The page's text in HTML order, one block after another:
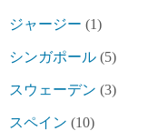
ジャージー (1)
シンガポール (5)
スウェーデン (3)
スペイン (10)